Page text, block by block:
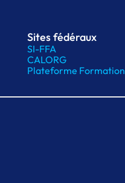
Sites fédéraux
SI-FFA
CALORG
Plateforme Formation